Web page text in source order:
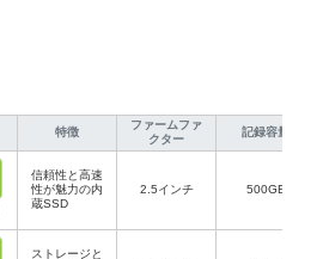
特徴
ファームファ
クター
記録容量
信頼性と高速
性が魅力の内
蔵SSD
2.5インチ 500GB
ストレージと